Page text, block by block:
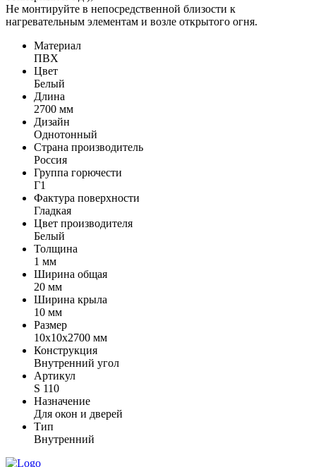
Не монтируйте в непосредственной близости к
нагревательным элементам и возле открытого огня.
Материал
ПВХ
Цвет
Белый
Длина
2700 мм
Дизайн
Однотонный
Страна производитель
Россия
Группа горючести
Г1
Фактура поверхности
Гладкая
Цвет производителя
Белый
Толщина
1 мм
Ширина общая
20 мм
Ширина крыла
10 мм
Размер
10х10х2700 мм
Конструкция
Внутренний угол
Артикул
S 110
Назначение
Для окон и дверей
Тип
Внутренний